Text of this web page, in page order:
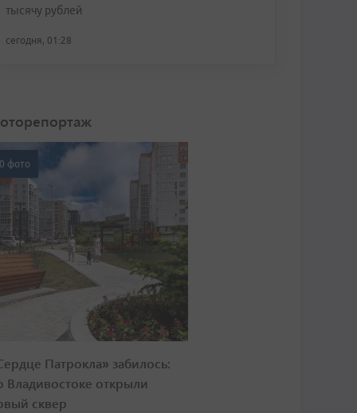
тысячу рублей
сегодня, 01:28
фото
Патрокла» забилось:
Владивостоке открыли
сквер